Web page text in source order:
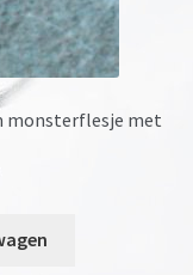
monsterflesje met